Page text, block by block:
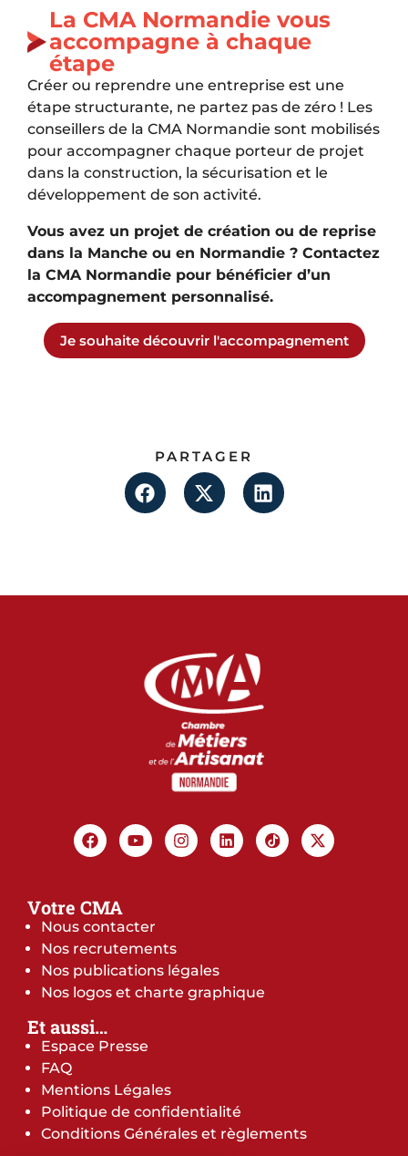
La CMA Normandie vous
accompagne à chaque
étape
Créer ou reprendre une entreprise est une
étape structurante, ne partez pas de zéro ! Les
conseillers de la CMA Normandie sont mobilisés
pour accompagner chaque porteur de projet
dans la construction, la sécurisation et le
développement de son activité.
Vous avez un projet de création ou de reprise
dans la Manche ou en Normandie ? Contactez
la CMA Normandie pour bénéficier d’un
accompagnement personnalisé.
Je souhaite découvrir l'accompagnement
PARTAGER
Votre CMA
Nous contacter
Nos recrutements
Nos publications légales
Nos logos et charte graphique
Et aussi…
Espace Presse
FAQ
Mentions Légales
Politique de confidentialité
Conditions Générales et règlements